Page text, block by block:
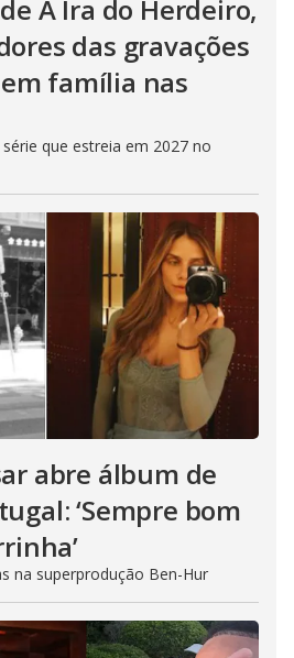
A Ira do Herdeiro,
das gravações
família nas
que estreia em 2027 no
abre álbum de
‘Sempre bom
na superprodução Ben-Hur